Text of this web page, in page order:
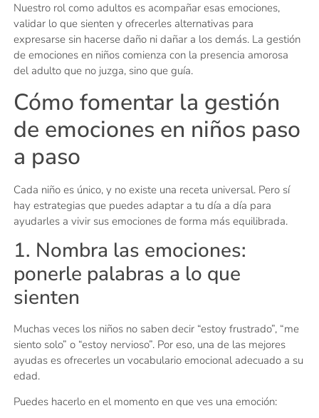
Nuestro rol como adultos es acompañar esas emociones,
validar lo que sienten y ofrecerles alternativas para
expresarse sin hacerse daño ni dañar a los demás. La gestión
de emociones en niños comienza con la presencia amorosa
del adulto que no juzga, sino que guía.
Cómo fomentar la gestión
de emociones en niños paso
a paso
Cada niño es único, y no existe una receta universal. Pero sí
hay estrategias que puedes adaptar a tu día a día para
ayudarles a vivir sus emociones de forma más equilibrada.
1. Nombra las emociones:
ponerle palabras a lo que
sienten
Muchas veces los niños no saben decir “estoy frustrado”, “me
siento solo” o “estoy nervioso”. Por eso, una de las mejores
ayudas es ofrecerles un vocabulario emocional adecuado a su
edad.
Puedes hacerlo en el momento en que ves una emoción: